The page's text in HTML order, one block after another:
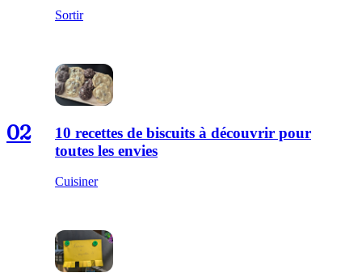
Sortir
02
10 recettes de biscuits à découvrir pour
toutes les envies
Cuisiner